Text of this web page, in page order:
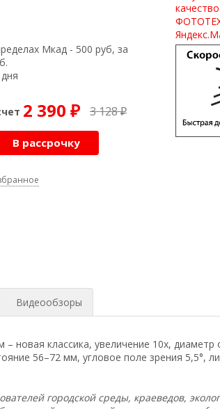
Мкад - 500 руб, за
2 390 ₽ 3 128₽
В рассрочку
Видеообзоры
новая классика, увеличение 10х,
56–72 мм, угловое поле зрения 5,5°,
городской среды, краеведов,